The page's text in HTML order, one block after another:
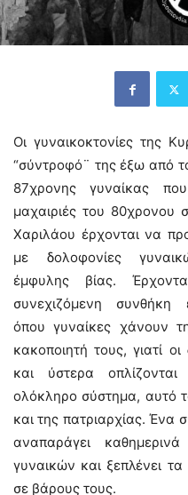
Οι γυναικοκτονίες της
“σύντροφό¨ της έξω από
87χρονης γυναίκας
μαχαιριές του 80χρονου
Χαριλάου έρχονται να
με δολοφονίες
έμφυλης βίας.
συνεχιζόμενη συνθήκη
όπου γυναίκες χάνουν
κακοποιητή τους, γιατί
και ύστερα
ολόκληρο σύστημα, αυτό
και της πατριαρχίας. Ένα
αναπαράγει
γυναικών και ξεπλένει
σε βάρους τους.